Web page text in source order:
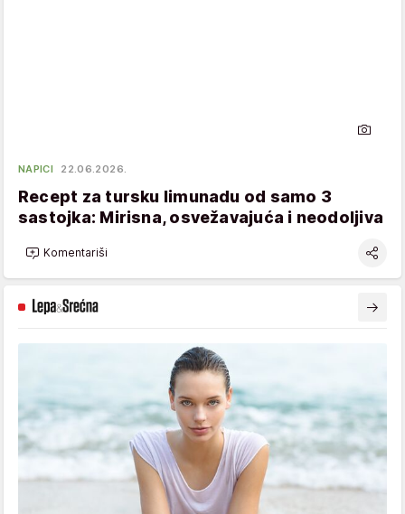
NAPICI 22.06.2026.
Recept za tursku limunadu od samo 3
sastojka: Mirisna, osvežavajuća i neodoljiva
Komentariši